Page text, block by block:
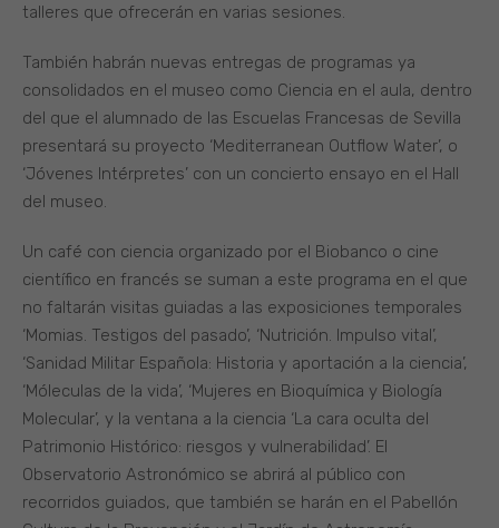
talleres que ofrecerán en varias sesiones.
También habrán nuevas entregas de programas ya
consolidados en el museo como Ciencia en el aula, dentro
del que el alumnado de las Escuelas Francesas de Sevilla
presentará su proyecto ‘Mediterranean Outflow Water’, o
‘Jóvenes Intérpretes’ con un concierto ensayo en el Hall
del museo.
Un café con ciencia organizado por el Biobanco o cine
científico en francés se suman a este programa en el que
no faltarán visitas guiadas a las exposiciones temporales
‘Momias. Testigos del pasado’, ‘Nutrición. Impulso vital’,
‘Sanidad Militar Española: Historia y aportación a la ciencia’,
‘Móleculas de la vida’, ‘Mujeres en Bioquímica y Biología
Molecular’, y la ventana a la ciencia ‘La cara oculta del
Patrimonio Histórico: riesgos y vulnerabilidad’. El
Observatorio Astronómico se abrirá al público con
recorridos guiados, que también se harán en el Pabellón